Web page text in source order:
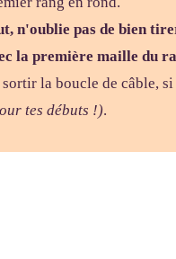
n'oublie pas de bien
la première maille du
la boucle de câble,
tes débuts !).